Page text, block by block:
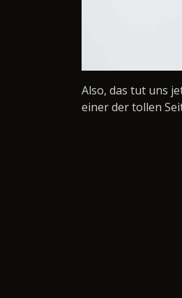
Also, das tut uns
einer der tollen